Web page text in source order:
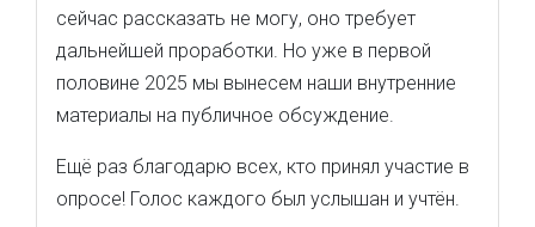
сейчас рассказать не могу, оно требует
дальнейшей проработки. Но уже в первой
половине 2025 мы вынесем наши внутренние
материалы на публичное обсуждение.
Ещё раз благодарю всех, кто принял участие в
опросе! Голос каждого был услышан и учтён.